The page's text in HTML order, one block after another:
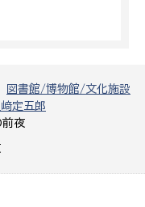
図書館/博物館/文化施設
定五郎
夜